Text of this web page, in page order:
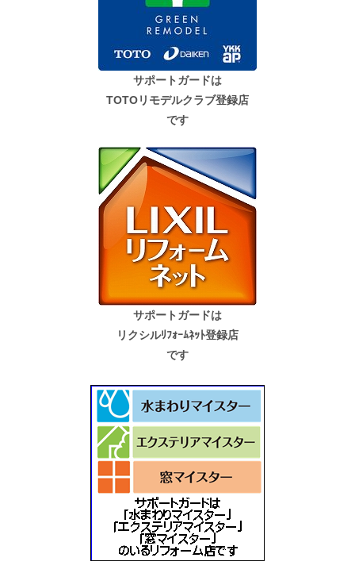
サポートガードは
TOTOリモデルクラブ登録店
です
サポートガードは
リクシルﾘﾌｫｰﾑﾈｯﾄ登録店
です